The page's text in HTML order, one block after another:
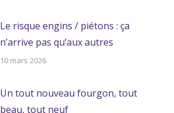
Le risque engins / piétons : ça
n’arrive pas qu’aux autres
10 mars 2026
Un tout nouveau fourgon, tout
beau, tout neuf